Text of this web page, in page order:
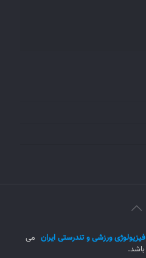
فیزیولوژی ورزشی و تندرستی ایران می
باشد.